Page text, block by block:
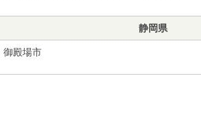
静岡県
御殿場市